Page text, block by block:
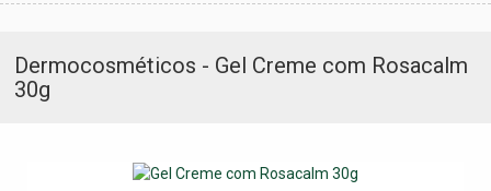
Dermocosméticos - Gel Creme com Rosacalm
30g